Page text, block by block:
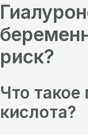
риск?
Что такое
кислота?